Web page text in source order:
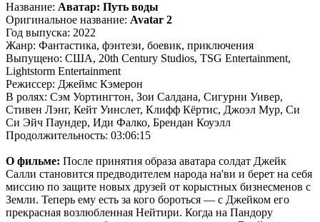
Название: Аватар: Путь воды
Оригинальное название: Avatar 2
Год выпуска: 2022
Жанр: Фантастика, фэнтези, боевик, приключения
Выпущено: США, 20th Century Studios, TSG Entertainment,
Lightstorm Entertainment
Режиссер: Джеймс Кэмерон
В ролях: Сэм Уортингтон, Зои Салдана, Сигурни Уивер,
Стивен Лэнг, Кейт Уинслет, Клифф Кёртис, Джоэл Мур, Си
Си Эйч Паундер, Иди Фалко, Брендан Коуэлл
Продолжительность: 03:06:15
О фильме: После принятия образа аватара солдат Джейк
Салли становится предводителем народа на'ви и берет на себя
миссию по защите новых друзей от корыстных бизнесменов с
Земли. Теперь ему есть за кого бороться — с Джейком его
прекрасная возлюбленная Нейтири. Когда на Пандору